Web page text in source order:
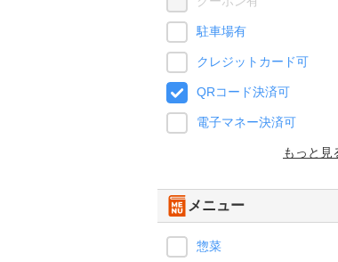
駐車場有
クレジットカード可
QRコード決済可
電子マネー決済可
もっと見
メニュー
惣菜